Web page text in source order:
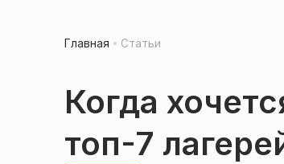
Главная Статьи
Когда
топ-7